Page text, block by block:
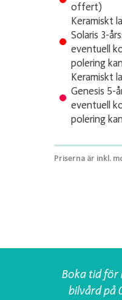
offert)
Keramiskt
Solaris 3-
eventuell
polering
Keramiskt
Genesis 5-
eventuell
polering
Priserna är inkl.
Boka tid för
bilvård på
Håll dig
erbjudanden,
inbox. Anmäl